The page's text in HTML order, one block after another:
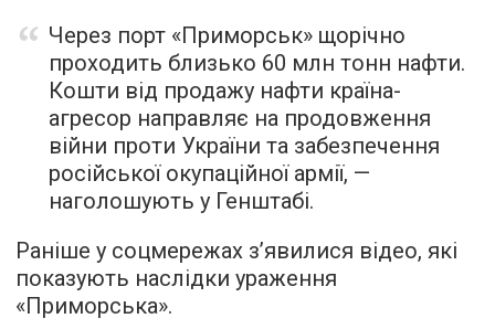
Через порт «Приморськ» щорічно
проходить близько 60 млн тонн нафти.
Кошти від продажу нафти країна-
агресор направляє на продовження
війни проти України та забезпечення
російської окупаційної армії, —
наголошують у Генштабі.
Раніше у соцмережах з’явилися відео, які
показують наслідки ураження
«Приморська».